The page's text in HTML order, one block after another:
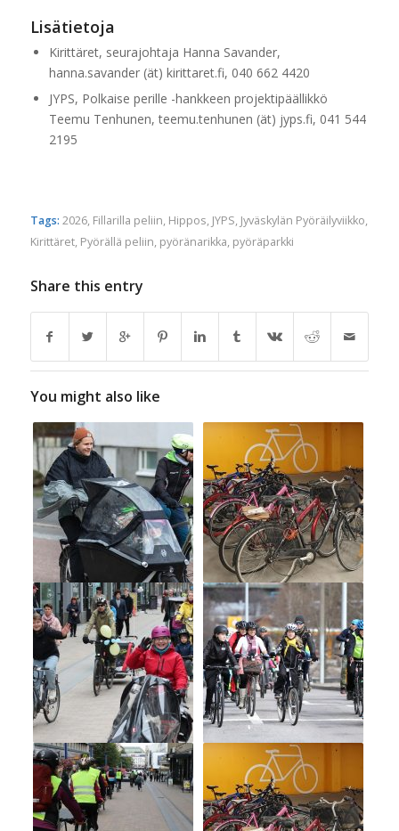
Lisätietoja
Kirittäret, seurajohtaja Hanna Savander,
hanna.savander (ät) kirittaret.fi, 040 662 4420
JYPS, Polkaise perille -hankkeen projektipäällikkö
Teemu Tenhunen, teemu.tenhunen (ät) jyps.fi, 041 544
2195
Tags: 2026, Fillarilla peliin, Hippos, JYPS, Jyväskylän Pyöräilyviikko,
Kirittäret, Pyörällä peliin, pyöränarikka, pyöräparkki
Share this entry
You might also like